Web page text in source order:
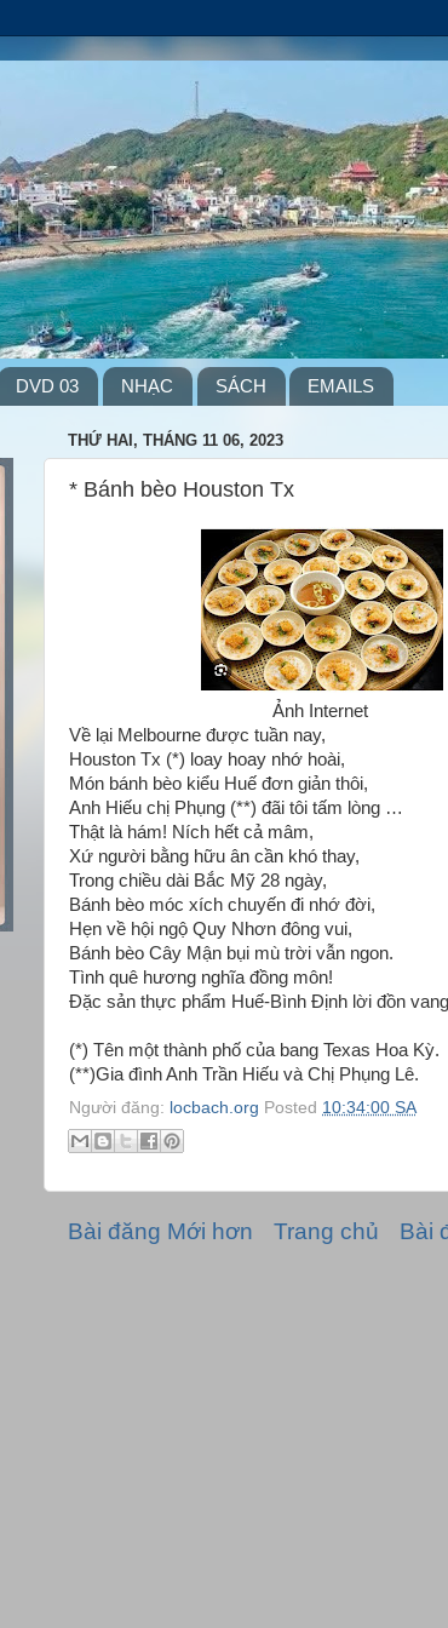
DVD 03 NHẠC SÁCH EMAILS
THỨ HAI, THÁNG 11 06, 2023
* Bánh bèo Houston Tx
Ảnh Internet
Về lại Melbourne được tuần nay,
Houston Tx (*) loay hoay nhớ hoài,
Món bánh bèo kiểu Huế đơn giản thôi,
Anh Hiếu chị Phụng (**) đãi tôi tấm lòng …
Thật là hám! Ních hết cả mâm,
Xứ người bằng hữu ân cần khó thay,
Trong chiều dài Bắc Mỹ 28 ngày,
Bánh bèo móc xích chuyến đi nhớ đời,
Hẹn về hội ngộ Quy Nhơn đông vui,
Bánh bèo Cây Mận bụi mù trời vẫn ngon.
Tình quê hương nghĩa đồng môn!
Đặc sản thực phẩm Huế-Bình Định lời đồn
(*) Tên một thành phố của bang Texas Hoa Kỳ.
(**)Gia đình Anh Trần Hiếu và Chị Phụng Lê.
Người đăng: locbach.org Posted 10:34:00 SA
Bài đăng Mới hơn Bài
Trang chủ